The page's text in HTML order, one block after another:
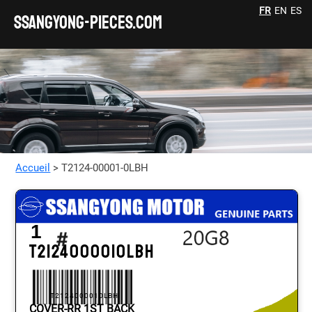
SSANGYONG-pieces.com
FR EN ES
Accueil > T2124-00001-0LBH
1
T2124000010LBH
T2124000010LBH
COVER-RR 1ST BACK